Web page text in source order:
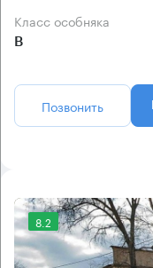
Класс особняка
B
Позвонить
8.2